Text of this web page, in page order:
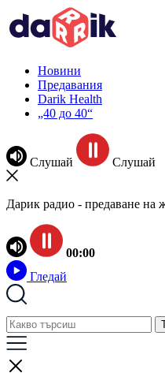
Новини
Предавания
Darik Health
„40 до 40“
Слушай Слушай
Дарик радио - предаване на
00:00
Гледай